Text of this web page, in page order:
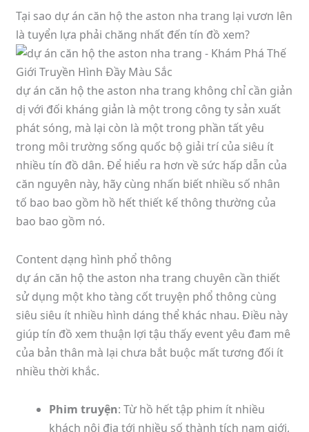
Tại sao dự án căn hộ the aston nha trang lại vươn lên
là tuyển lựa phải chăng nhất đến tín đồ xem?
dự án căn hộ the aston nha trang không chỉ cần giản
dị với đối kháng giản là một trong công ty sản xuất
phát sóng, mà lại còn là một trong phần tất yêu
trong môi trường sống quốc bộ giải trí của siêu ít
nhiều tín đồ dân. Để hiểu ra hơn về sức hấp dẫn của
căn nguyên này, hãy cùng nhấn biết nhiều số nhân
tố bao bao gồm hồ hết thiết kế thông thường của
bao bao gồm nó.
Content dạng hình phổ thông
dự án căn hộ the aston nha trang chuyên cần thiết
sử dụng một kho tàng cốt truyện phổ thông cùng
siêu siêu ít nhiều hình dáng thể khác nhau. Điều này
giúp tín đồ xem thuận lợi tậu thấy event yêu đam mê
của bản thân mà lại chưa bắt buộc mất tương đối ít
nhiều thời khắc.
Phim truyện: Từ hồ hết tập phim ít nhiều
khách nội địa tới nhiều số thành tích nạm giới,